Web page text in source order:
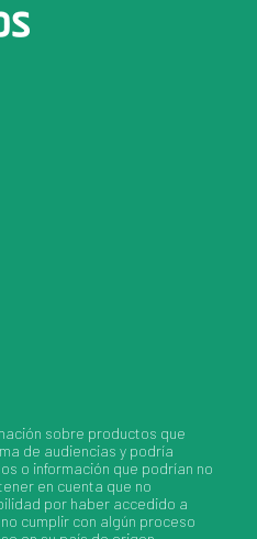
sobre productos que
de audiencias y podría
o información que podrían no
en cuenta que no
por haber accedido a
cumplir con algún proceso